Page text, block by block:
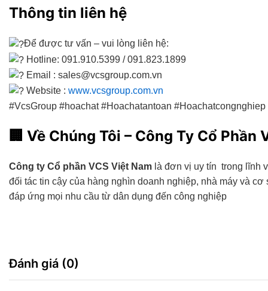
Thông tin liên hệ
Để được tư vấn – vui lòng liên hệ:
Hotline: 091.910.5399 / 091.823.1899
Email : sales@vcsgroup.com.vn
Website : www.vcsgroup.com.vn
#VcsGroup #hoachat #Hoachatantoan
🏢 Về Chúng Tôi – Công Ty Cổ Phần
Công ty Cổ phần VCS Việt Nam là đơn vị uy tín trong lĩnh
đối tác tin cậy của hàng nghìn doanh nghiệp, nhà máy và
đáp ứng mọi nhu cầu từ dân dụng đến công nghiệp
Đánh giá (0)